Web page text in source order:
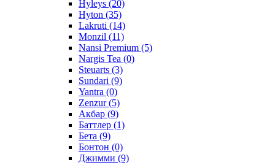
Hyleys (20)
Hyton (35)
Lakruti (14)
Monzil (11)
Nansi Premium (5)
Nargis Tea (0)
Steuarts (3)
Sundari (9)
Yantra (0)
Zenzur(5)
Акбар (9)
Баттлер (1)
Бета (9)
Бонтон (0)
Джимми (9)